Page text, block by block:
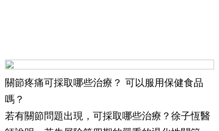
關節疼痛可採取哪些治療？ 可以服用保健食品
嗎？
若有關節問題出現，可採取哪些治療？徐子恆醫